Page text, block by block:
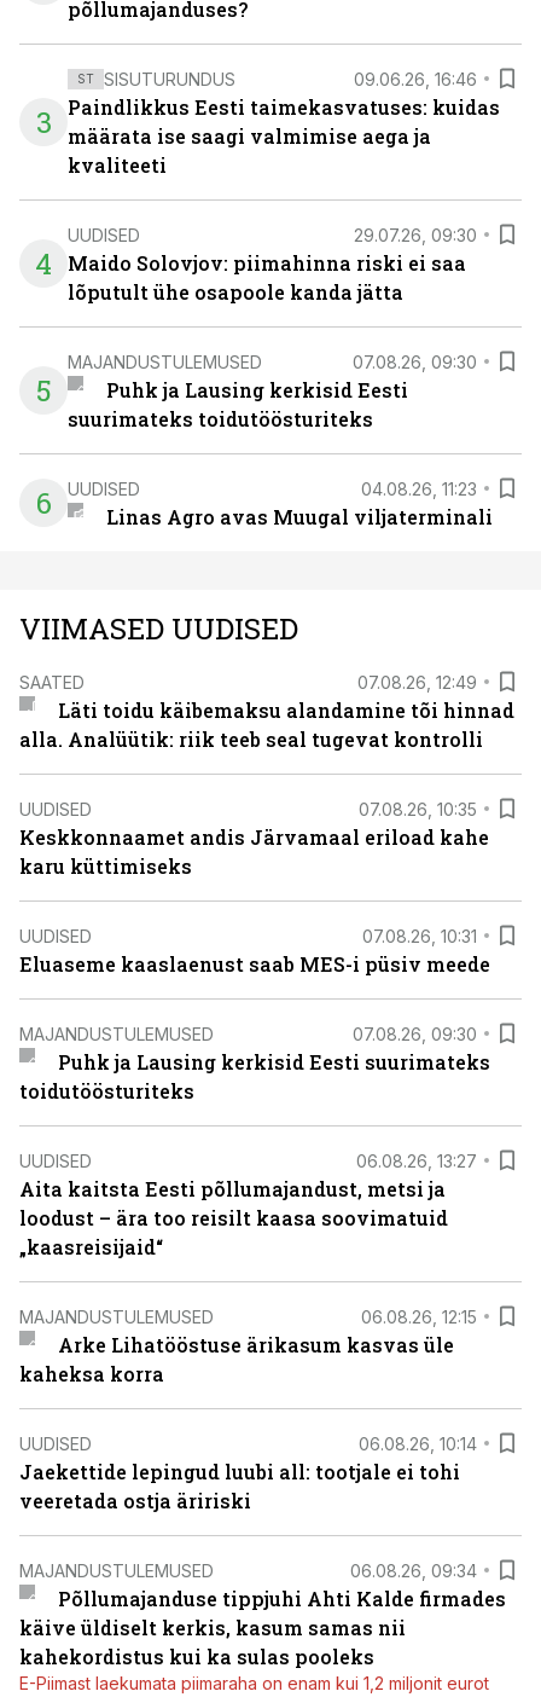
põllumajanduses?
3
ST SISUTURUNDUS 09.06.26, 16:46
Paindlikkus Eesti taimekasvatuses: kuidas
määrata ise saagi valmimise aega ja
kvaliteeti
4
UUDISED 29.07.26, 09:30
Maido Solovjov: piimahinna riski ei saa
lõputult ühe osapoole kanda jätta
5
MAJANDUSTULEMUSED 07.08.26, 09:30
Puhk ja Lausing kerkisid Eesti
suurimateks toidutöösturiteks
6 UUDISED 04.08.26, 11:23
Linas Agro avas Muugal viljaterminali
VIIMASED UUDISED
SAATED 07.08.26, 12:49
Läti toidu käibemaksu alandamine tõi hinnad
alla. Analüütik: riik teeb seal tugevat kontrolli
UUDISED 07.08.26, 10:35
Keskkonnaamet andis Järvamaal eriload kahe
karu küttimiseks
UUDISED 07.08.26, 10:31
Eluaseme kaaslaenust saab MES-i püsiv meede
MAJANDUSTULEMUSED 07.08.26, 09:30
Puhk ja Lausing kerkisid Eesti suurimateks
toidutöösturiteks
UUDISED 06.08.26, 13:27
Aita kaitsta Eesti põllumajandust, metsi ja
loodust – ära too reisilt kaasa soovimatuid
„kaasreisijaid“
MAJANDUSTULEMUSED 06.08.26, 12:15
Arke Lihatööstuse ärikasum kasvas üle
kaheksa korra
UUDISED 06.08.26, 10:14
Jaekettide lepingud luubi all: tootjale ei tohi
veeretada ostja äririski
MAJANDUSTULEMUSED 06.08.26, 09:34
Põllumajanduse tippjuhi Ahti Kalde firmades
käive üldiselt kerkis, kasum samas nii
kahekordistus kui ka sulas pooleks
E-Piimast laekumata piimaraha on enam kui 1,2 miljonit eurot